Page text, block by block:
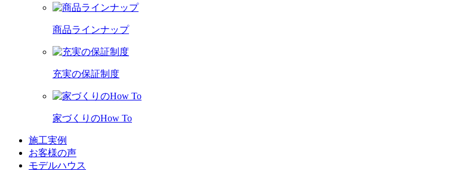
商品ラインナップ
充実の保証制度
家づくりのHow To
施工実例
お客様の声
モデルハウス